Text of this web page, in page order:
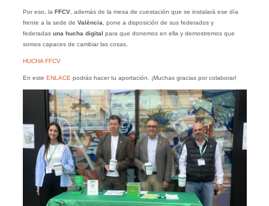
Por eso, la FFCV, además de la mesa de cuestación que se instalará ese día
frente a la sede de València, pone a disposición de sus federados y
federadas una hucha digital para que donemos en ella y demostremos que
somos capaces de cambiar las cosas.
HUCHA FFCV
En este ENLACEpodrás hacer tu aportación. ¡Muchas gracias por colaborar!